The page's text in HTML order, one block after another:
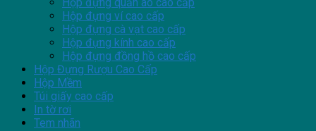
Hộp đựng quần áo cao cấp
Hộp đựng ví cao cấp
Hộp đựng cà vạt cao cấp
Hộp đựng kính cao cấp
Hộp đựng đồng hồ cao cấp
Hộp Đựng Rượu Cao Cấp
Hộp Mềm
Túi giấy cao cấp
In tờ rơi
Tem nhãn